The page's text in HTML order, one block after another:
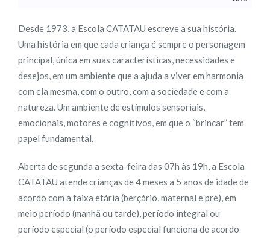
Desde 1973, a Escola CATATAU escreve a sua história.
Uma história em que cada criança é sempre o personagem
principal, única em suas características, necessidades e
desejos, em um ambiente que a ajuda a viver em harmonia
com ela mesma, com o outro, com a sociedade e com a
natureza. Um ambiente de estímulos sensoriais,
emocionais, motores e cognitivos, em que o “brincar” tem
papel fundamental.
Aberta de segunda a sexta-feira das 07h às 19h, a Escola
CATATAU atende crianças de 4 meses a 5 anos de idade de
acordo com a faixa etária (berçário, maternal e pré), em
meio período (manhã ou tarde), período integral ou
período especial (o período especial funciona de acordo